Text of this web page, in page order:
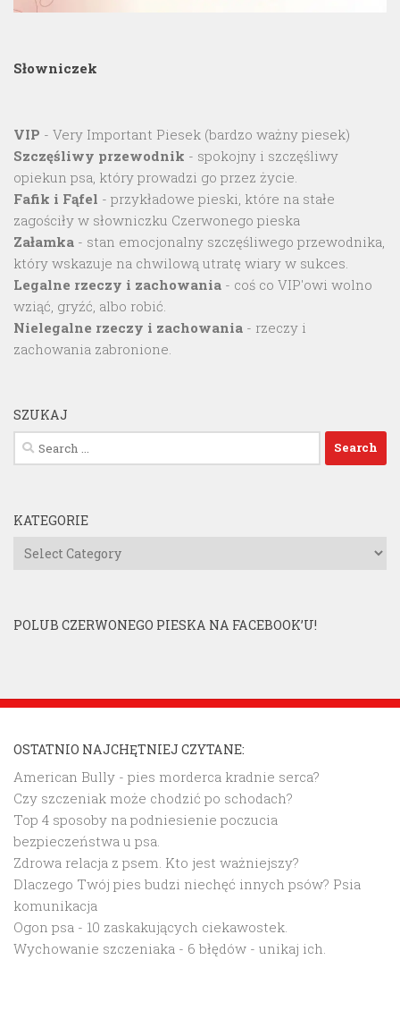
Słowniczek
VIP - Very Important Piesek (bardzo ważny piesek)
Szczęśliwy przewodnik - spokojny i szczęśliwy
opiekun psa, który prowadzi go przez życie.
Fafik i Fąfel - przykładowe pieski, które na stałe
zagościły w słowniczku Czerwonego pieska
Załamka - stan emocjonalny szczęśliwego przewodnika,
który wskazuje na chwilową utratę wiary w sukces.
Legalne rzeczy i zachowania - coś co VIP'owi wolno
wziąć, gryźć, albo robić.
Nielegalne rzeczy i zachowania - rzeczy i
zachowania zabronione.
SZUKAJ
Search
for:
KATEGORIE
Kategorie
POLUB CZERWONEGO PIESKA NA FACEBOOK’U!
OSTATNIO NAJCHĘTNIEJ CZYTANE:
American Bully - pies morderca kradnie serca?
Czy szczeniak może chodzić po schodach?
Top 4 sposoby na podniesienie poczucia
bezpieczeństwa u psa.
Zdrowa relacja z psem. Kto jest ważniejszy?
Dlaczego Twój pies budzi niechęć innych psów? Psia
komunikacja
Ogon psa - 10 zaskakujących ciekawostek.
Wychowanie szczeniaka - 6 błędów - unikaj ich.